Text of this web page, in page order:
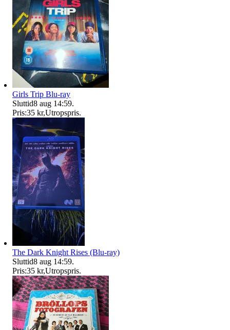
Girls Trip Blu-ray
Sluttid8 aug 14:59.
Pris:35 kr,Utropspris.
The Dark Knight Rises (Blu-ray)
Sluttid8 aug 14:59.
Pris:35 kr,Utropspris.